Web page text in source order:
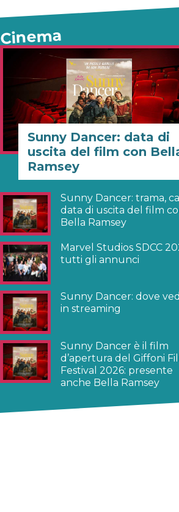
Cinema
Sunny Dancer: data di
uscita del film con
Ramsey
Sunny Dancer: trama,
data di uscita del film
Bella Ramsey
Marvel Studios SDCC
tutti gli annunci
Sunny Dancer: dove
in streaming
Sunny Dancer è il film
d’apertura del Giffoni
Festival 2026: presente
anche Bella Ramsey